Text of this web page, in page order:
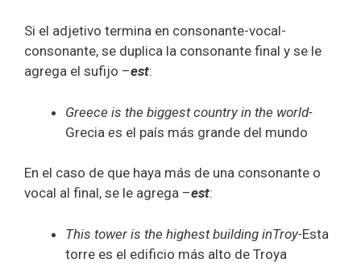
Si el adjetivo termina en consonante-vocal-
consonante, se duplica la consonante final y se le
agrega el sufijo –est:
Greece is the biggest country in the world-
Grecia es el país más grande del mundo
En el caso de que haya más de una consonante o
vocal al final, se le agrega –est:
This tower is the highest building inTroy-Esta
torre es el edificio más alto de Troya